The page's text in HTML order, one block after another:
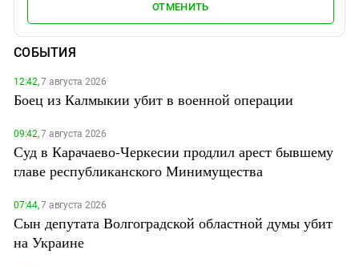
ОТМЕНИТЬ
СОБЫТИЯ
12:42,7 августа 2026
Боец из Калмыкии убит в военной операции
09:42,7 августа 2026
Суд в Карачаево-Черкесии продлил арест бывшему
главе республиканского Минимущества
07:44,7 августа 2026
Сын депутата Волгоградской областной думы убит
на Украине